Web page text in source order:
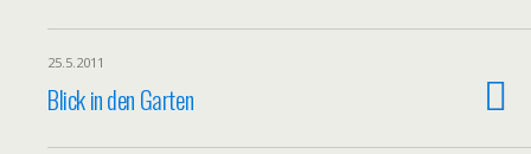
25.5.2011
Blick in den Garten